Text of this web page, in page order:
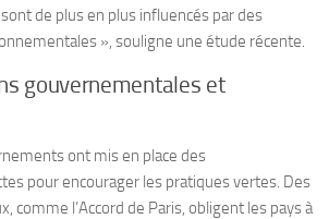
de plus en plus influencés par des
», souligne une étude récente.
gouvernementales et
ont mis en place des
pour encourager les pratiques vertes. Des
comme l’Accord de Paris, obligent les pays à